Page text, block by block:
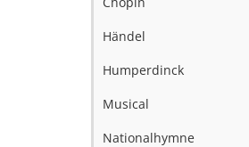
Händel
Humperdinck
Musical
Nationalhymne